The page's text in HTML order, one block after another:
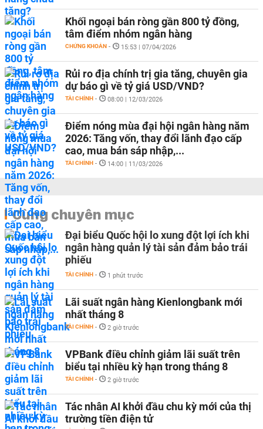
Khối ngoại bán ròng gần 800 tỷ đồng,
tâm điểm nhóm ngân hàng
CHỨNG KHOÁN - 15:53 | 07/04/2026
Rủi ro địa chính trị gia tăng, chuyên gia
dự báo gì về tỷ giá USD/VND?
TÀI CHÍNH - 08:00 | 12/03/2026
Điểm nóng mùa đại hội ngân hàng năm
2026: Tăng vốn, thay đổi lãnh đạo cấp
cao, mua bán sáp nhập,...
TÀI CHÍNH - 14:00 | 11/03/2026
Cùng chuyên mục
Đại biểu Quốc hội lo xung đột lợi ích khi
ngân hàng quản lý tài sản đảm bảo trái
phiếu
TÀI CHÍNH - 1 phút trước
Lãi suất ngân hàng Kienlongbank mới
nhất tháng 8
TÀI CHÍNH - 2 giờ trước
VPBank điều chỉnh giảm lãi suất trên
biểu tại nhiều kỳ hạn trong tháng 8
TÀI CHÍNH - 2 giờ trước
Tác nhân AI khởi đầu chu kỳ mới của thị
trường tiền điện tử